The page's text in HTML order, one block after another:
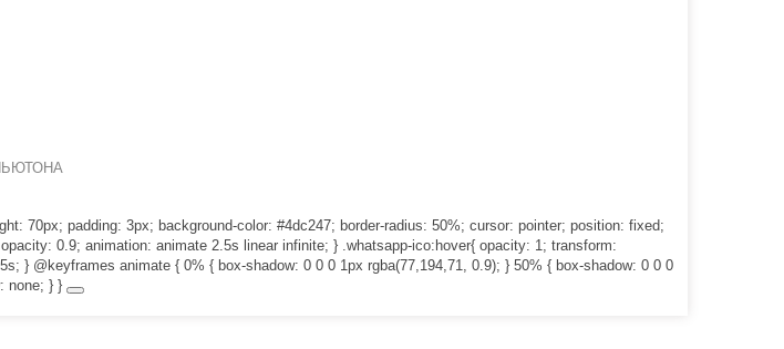
70px; padding: 3px; background-color: #4dc247; border-radius: 50%; cursor: pointer; position: fixed;
0.9; animation: animate 2.5s linear infinite; } .whatsapp-ico:hover{ opacity: 1; transform:
} @keyframes animate { 0% { box-shadow: 0 0 0 1px rgba(77,194,71, 0.9); } 50% { box-shadow: 0 0 0
none; } }